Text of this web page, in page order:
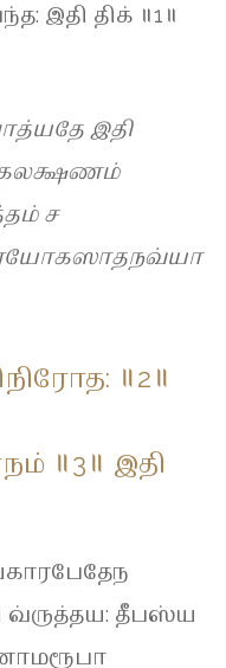
இதி திக் ॥1॥
இதி
ச
॥2॥
॥3॥ இதி
வ்ருத்தய: தீபஸ்ய